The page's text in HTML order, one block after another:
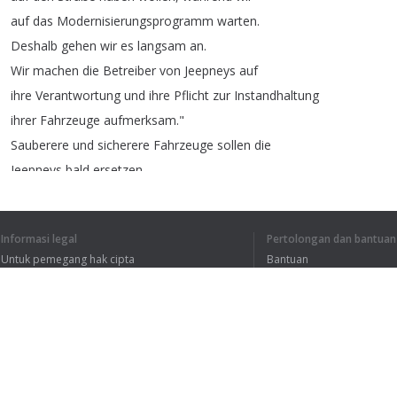
auf das Modernisierungsprogramm warten.
Deshalb gehen wir es langsam an.
Wir machen die Betreiber von Jeepneys auf
ihre Verantwortung und ihre Pflicht zur Instandhaltung
ihrer Fahrzeuge aufmerksam."
Sauberere und sicherere Fahrzeuge sollen die
Jeepneys bald ersetzen
Sie wollen ihre
aufgeben.
Informasi legal
Untuk pemegang hak cipta
Pertolongan dan bantuan
Bantuan